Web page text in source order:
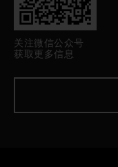
关注微信公众号
获取更多信息